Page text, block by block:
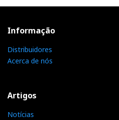
Informação
Distribuidores
Acerca de nós
Artigos
Notícias